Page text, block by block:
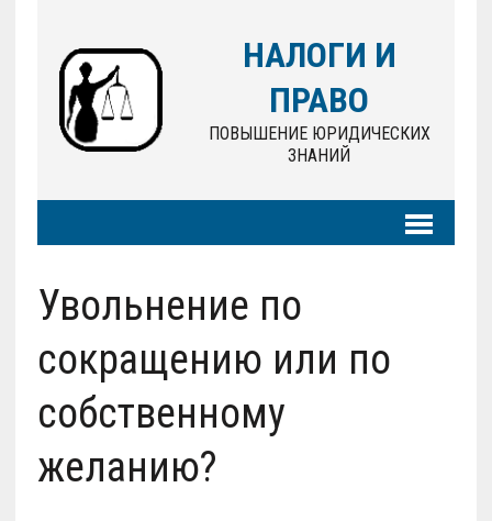
НАЛОГИ И
ПРАВО
ПОВЫШЕНИЕ ЮРИДИЧЕСКИХ
ЗНАНИЙ
Увольнение по
сокращению или по
собственному
желанию?